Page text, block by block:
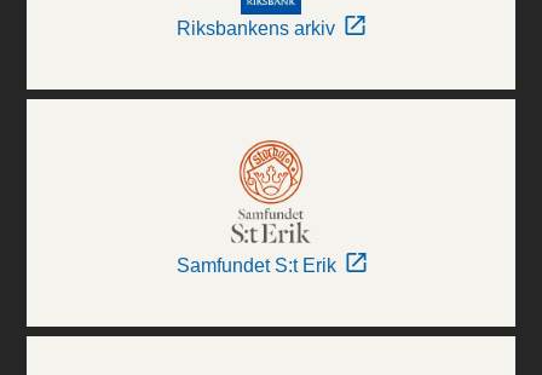
Riksbankens arkiv
Samfundet S:t Erik